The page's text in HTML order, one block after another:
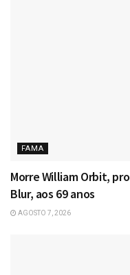
FAMA
Morre William Orbit,
Blur, aos 69 anos
AGOSTO 7, 2026